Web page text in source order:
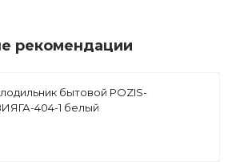
рекомендации
бытовой POZIS-
404-1 белый